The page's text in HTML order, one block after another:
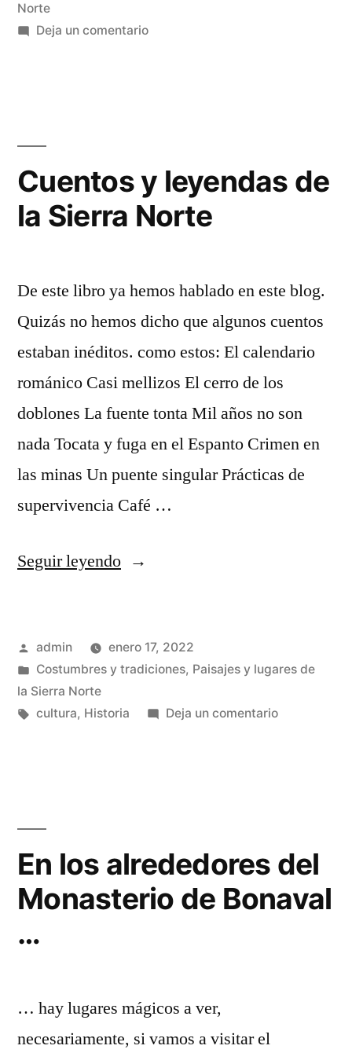
Norte
Deja un comentarioen
Cuentos y leyendas de
la Sierra Norte
De este libro ya hemos hablado en este blog.
Quizás no hemos dicho que algunos cuentos
estaban inéditos. como estos: El calendario
románico Casi mellizos El cerro de los
doblones La fuente tonta Mil años no son
nada Tocata y fuga en el Espanto Crimen en
las minas Un puente singular Prácticas de
supervivencia Café …
Seguir leyendo«Cuentos
de
Sierra
Publicado
por
admin
enero 17, 2022
Publicado
en
Costumbres y tradiciones, Paisajes y lugares de
la Sierra Norte
Etiquetas:
cultura, Historia Deja un comentarioen
Norte
En los alrededores del
Monasterio de Bonaval
…
… hay lugares mágicos a ver,
necesariamente, si vamos a visitar el